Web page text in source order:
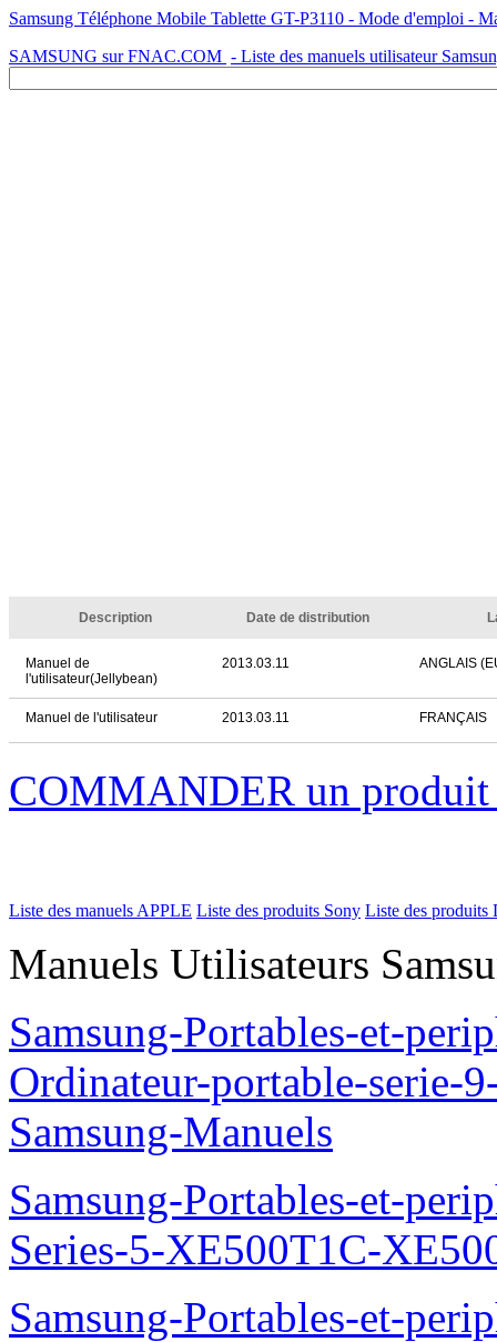
Samsung Téléphone Mobile Tablette GT-P3110 - Mode d'emploi -
SAMSUNG sur FNAC.COM - Liste des manuels utilisateur
Description Date de distribution
Manuel de
l'utilisateur(Jellybean)
2013.03.11 ANGLAIS
Manuel de l'utilisateur 2013.03.11 FRANÇAIS
COMMANDER un
Liste des manuels APPLE Liste des produits Sony Liste des produits
Manuels Utilisateurs
Samsung-Portables-et-
Ordinateur-portable-serie-
Samsung-Manuels
Samsung-Portables-et-
Series-5-XE500T1C-
Samsung-Portables-et-